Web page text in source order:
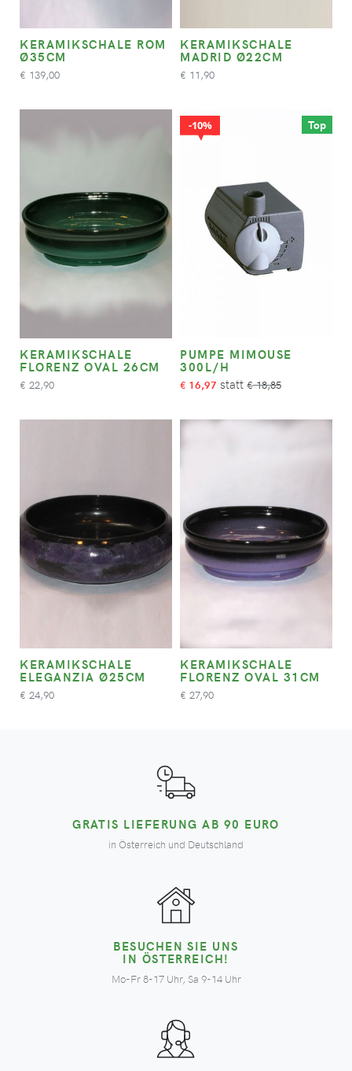
KERAMIKSCHALE ROM
Ø35CM
€ 139,00
KERAMIKSCHALE
MADRID Ø22CM
€ 11,90
KERAMIKSCHALE
FLORENZ OVAL 26CM
€ 22,90
Top
10%
PUMPE MIMOUSE
300L/H
€ 16,97 €18,85
KERAMIKSCHALE
ELEGANZIA Ø25CM
€ 24,90
KERAMIKSCHALE
FLORENZ OVAL 31CM
€ 27,90
GRATIS LIEFERUNG AB 90 EURO
in Österreich und Deutschland
BESUCHEN SIE UNS
IN ÖSTERREICH!
Mo-Fr 8-17 Uhr, Sa 9-14 Uhr